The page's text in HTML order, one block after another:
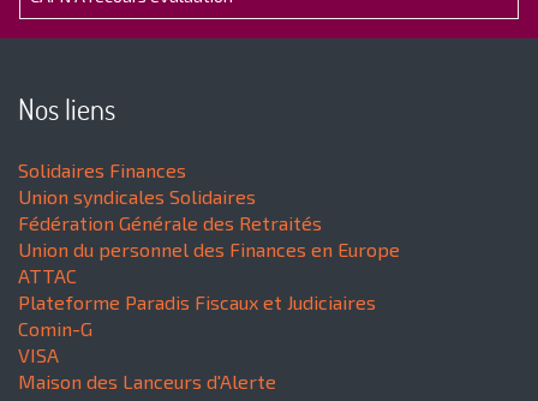
Nos liens
Solidaires Finances
Union syndicales Solidaires
Fédération Générale des Retraités
Union du personnel des Finances en Europe
ATTAC
Plateforme Paradis Fiscaux et Judiciaires
Comin-G
VISA
Maison des Lanceurs d'Alerte